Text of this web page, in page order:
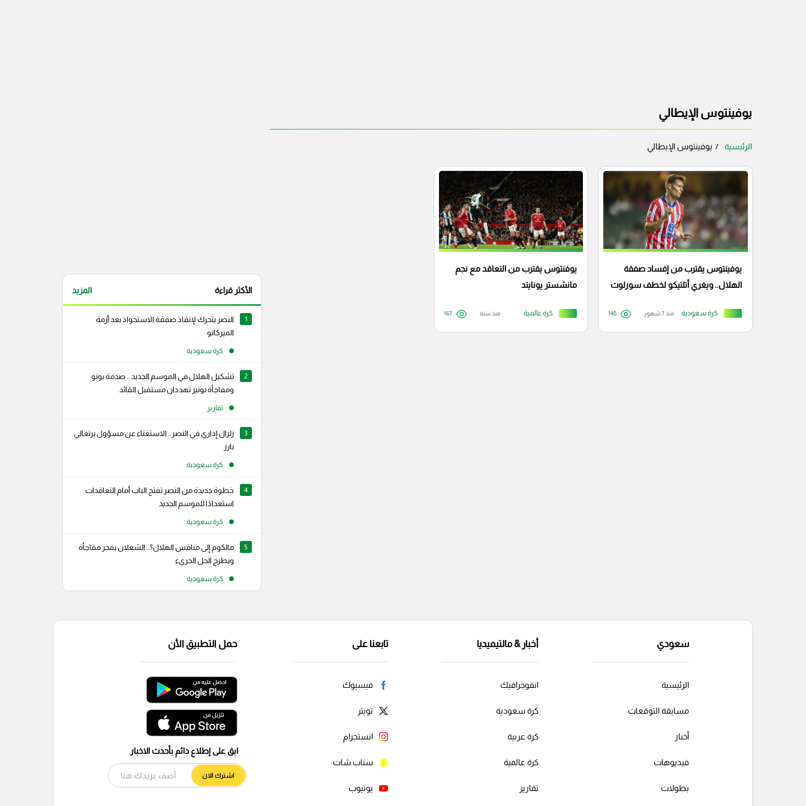
يوفينتوس الإيطالي
الرئيسية يوفينتوس الإيطالي
كرة سعودية
يوفينتوس يقترب من إفساد صفقة
الهلال.. ويغري أتلتيكو لخطف سورلوث
منذ 7 شهور 148 كرة عالمية
يوفنتوس يقترب من التعاقد مع نجم
مانشستر يونايتد
منذ سنة 167
الأكثر قراءة المزيد
1
النصر يتحرك لإنقاذ صفقة الاستحواذ بعد أزمة
الميركاتو
كرة سعودية
2
تشكيل الهلال في الموسم الجديد .. صدمة بونو
ومفاجأة نونيز تهددان مستقبل القائد
تقارير
3
زلزال إداري في النصر.. الاستغناء عن مسؤول برتغالي
بارز
كرة سعودية
4
خطوة جديدة من النصر تفتح الباب أمام التعاقدات
استعدادًا للموسم الجديد
كرة سعودية
5
مالكوم إلى منافس الهلال؟.. الشعلان يفجر مفاجأة
ويطرح الحل الجريء
كرة سعودية
سعودي
الرئيسية
مسابقة التوقعات
أخبار
فيديوهات
بطولات
أخبار & مالتيميديا
انفوجرافيك
كرة سعودية
كرة عربية
كرة عالمية
تقارير
تابعنا على
فيسبوك
تويتر
انستجرام
سناب شات
يوتيوب
حمل التطبيق الأن
ابق على إطلاع دائم بأحدث الاخبار
اشترك الان